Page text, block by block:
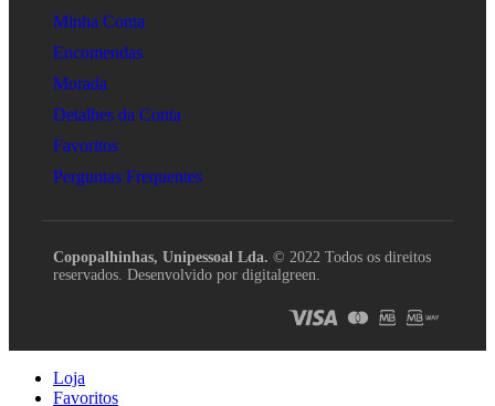
Minha Conta
Encomendas
Morada
Detalhes da Conta
Favoritos
Perguntas Frequentes
Copopalhinhas, Unipessoal Lda. © 2022 Todos os direitos
reservados. Desenvolvido por digitalgreen.
Loja
Favoritos